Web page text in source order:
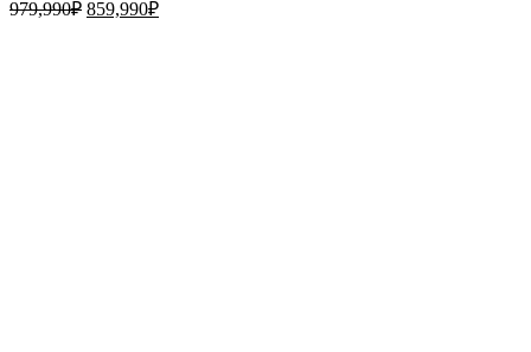
979,990₽ 859,990₽